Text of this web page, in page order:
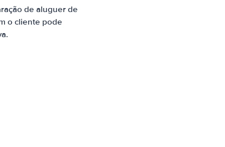
de aluguer de
o cliente pode